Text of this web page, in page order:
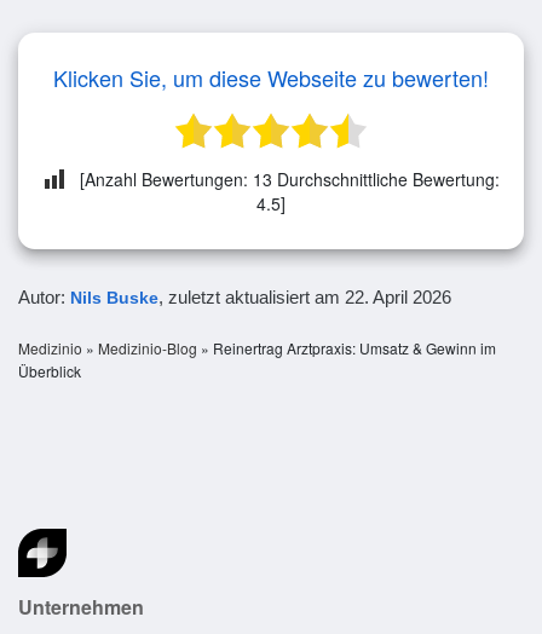
Klicken Sie, um diese Webseite zu bewerten!
[Anzahl Bewertungen: 13 Durchschnittliche Bewertung:
4.5]
Autor: Nils Buske, zuletzt aktualisiert am 22. April 2026
Medizinio » Medizinio-Blog » Reinertrag Arztpraxis: Umsatz & Gewinn im
Überblick
Unternehmen